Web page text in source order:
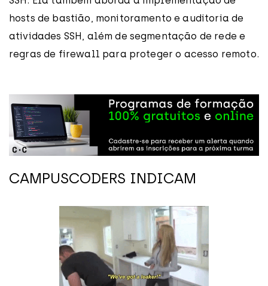
hosts de bastião, monitoramento e auditoria de
atividades SSH, além de segmentação de rede e
regras de firewall para proteger o acesso remoto.
CAMPUSCODERS INDICAM